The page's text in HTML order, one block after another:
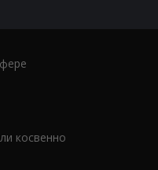
косвенно